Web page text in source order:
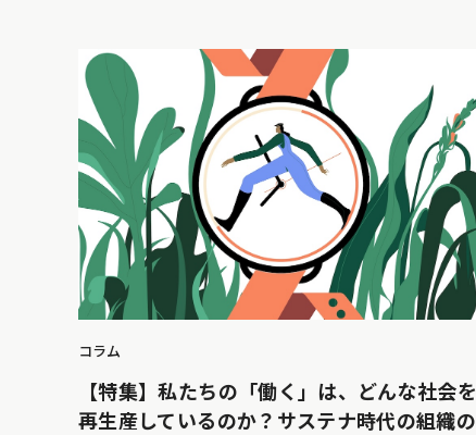
コラム
【特集】私たちの「働く」は、どんな社会を
再生産しているのか？サステナ時代の組織の